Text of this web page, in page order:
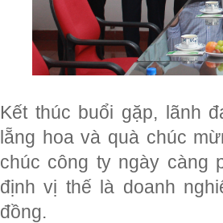
Kết thúc buổi gặp, lãnh
lẵng hoa và quà chúc
chúc công ty ngày càng
định vị thế là doanh
đồng.